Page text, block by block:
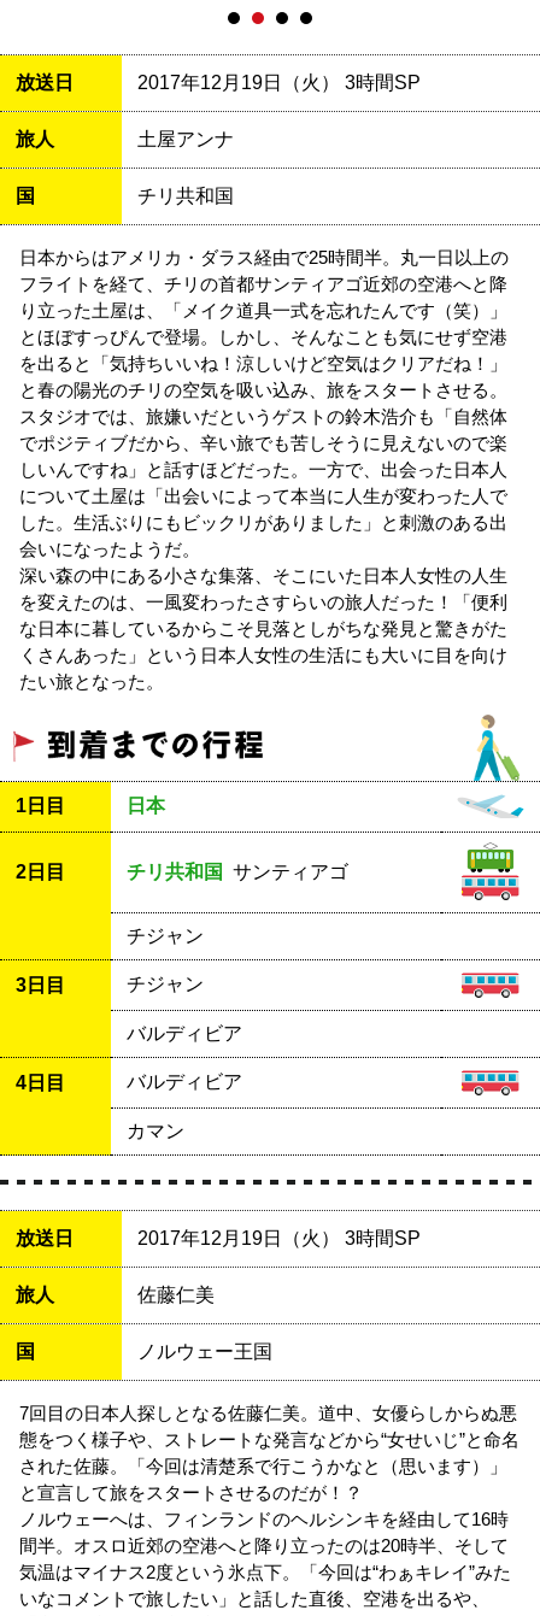
放送日 2017年12月19日（火） 3時間SP
旅人 土屋アンナ
国 チリ共和国
日本からはアメリカ・ダラス経由で25時間半。丸一日以上の
フライトを経て、チリの首都サンティアゴ近郊の空港へと降
り立った土屋は、「メイク道具一式を忘れたんです（笑）」
とほぼすっぴんで登場。しかし、そんなことも気にせず空港
を出ると「気持ちいいね！涼しいけど空気はクリアだね！」
と春の陽光のチリの空気を吸い込み、旅をスタートさせる。
スタジオでは、旅嫌いだというゲストの鈴木浩介も「自然体
でポジティブだから、辛い旅でも苦しそうに見えないので楽
しいんですね」と話すほどだった。一方で、出会った日本人
について土屋は「出会いによって本当に人生が変わった人で
した。生活ぶりにもビックリがありました」と刺激のある出
会いになったようだ。
深い森の中にある小さな集落、そこにいた日本人女性の人生
を変えたのは、一風変わったさすらいの旅人だった！「便利
な日本に暮しているからこそ見落としがちな発見と驚きがた
くさんあった」という日本人女性の生活にも大いに目を向け
たい旅となった。
1日目 日本
2日目 チリ共和国 サンティアゴ
チジャン
3日目 チジャン
バルディビア
4日目 バルディビア
カマン
放送日 2017年12月19日（火） 3時間SP
旅人 佐藤仁美
国 ノルウェー王国
7回目の日本人探しとなる佐藤仁美。道中、女優らしからぬ悪
態をつく様子や、ストレートな発言などから“女せいじ”と命名
された佐藤。「今回は清楚系で行こうかなと（思います）」
と宣言して旅をスタートさせるのだが！？
ノルウェーへは、フィンランドのヘルシンキを経由して16時
間半。オスロ近郊の空港へと降り立ったのは20時半、そして
気温はマイナス2度という氷点下。「今回は“わぁキレイ”みた
いなコメントで旅したい」と話した直後、空港を出るや、